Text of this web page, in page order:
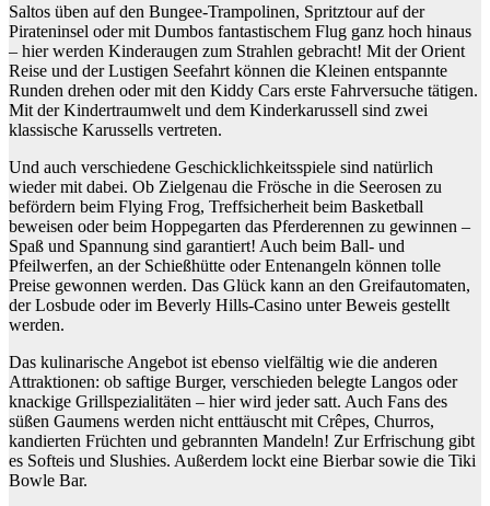
Saltos üben auf den Bungee-Trampolinen, Spritztour auf der
Pirateninsel oder mit Dumbos fantastischem Flug ganz hoch hinaus
– hier werden Kinderaugen zum Strahlen gebracht! Mit derOrient
Reise und derLustigen Seefahrt können die Kleinen entspannte
Runden drehen oder mit den Kiddy Cars erste Fahrversuche tätigen.
Mit derKindertraumwelt und dem Kinderkarussell sind zwei
klassische Karussells vertreten.
Und auch verschiedene Geschicklichkeitsspiele sind natürlich
wieder mit dabei. Ob Zielgenau die Frösche in die Seerosen zu
befördern beim Flying Frog, Treffsicherheit beim Basketball
beweisen oder beim Hoppegarten das Pferderennen zu gewinnen –
Spaß und Spannung sind garantiert! Auch beim Ball- und
Pfeilwerfen, an der Schießhütte oderEntenangeln können tolle
Preise gewonnen werden. Das Glück kann an den Greifautomaten,
derLosbude oder im Beverly Hills-Casino unter Beweis gestellt
werden.
Das kulinarische Angebot ist ebenso vielfältig wie die anderen
Attraktionen: ob saftige Burger, verschieden belegte Langos oder
knackige Grillspezialitäten – hier wird jeder satt. Auch Fans des
süßen Gaumens werden nicht enttäuscht mit Crêpes, Churros,
kandierten Früchten und gebrannten Mandeln! Zur Erfrischung gibt
es Softeis und Slushies. Außerdem lockt eine Bierbarsowie die Tiki
Bowle Bar.